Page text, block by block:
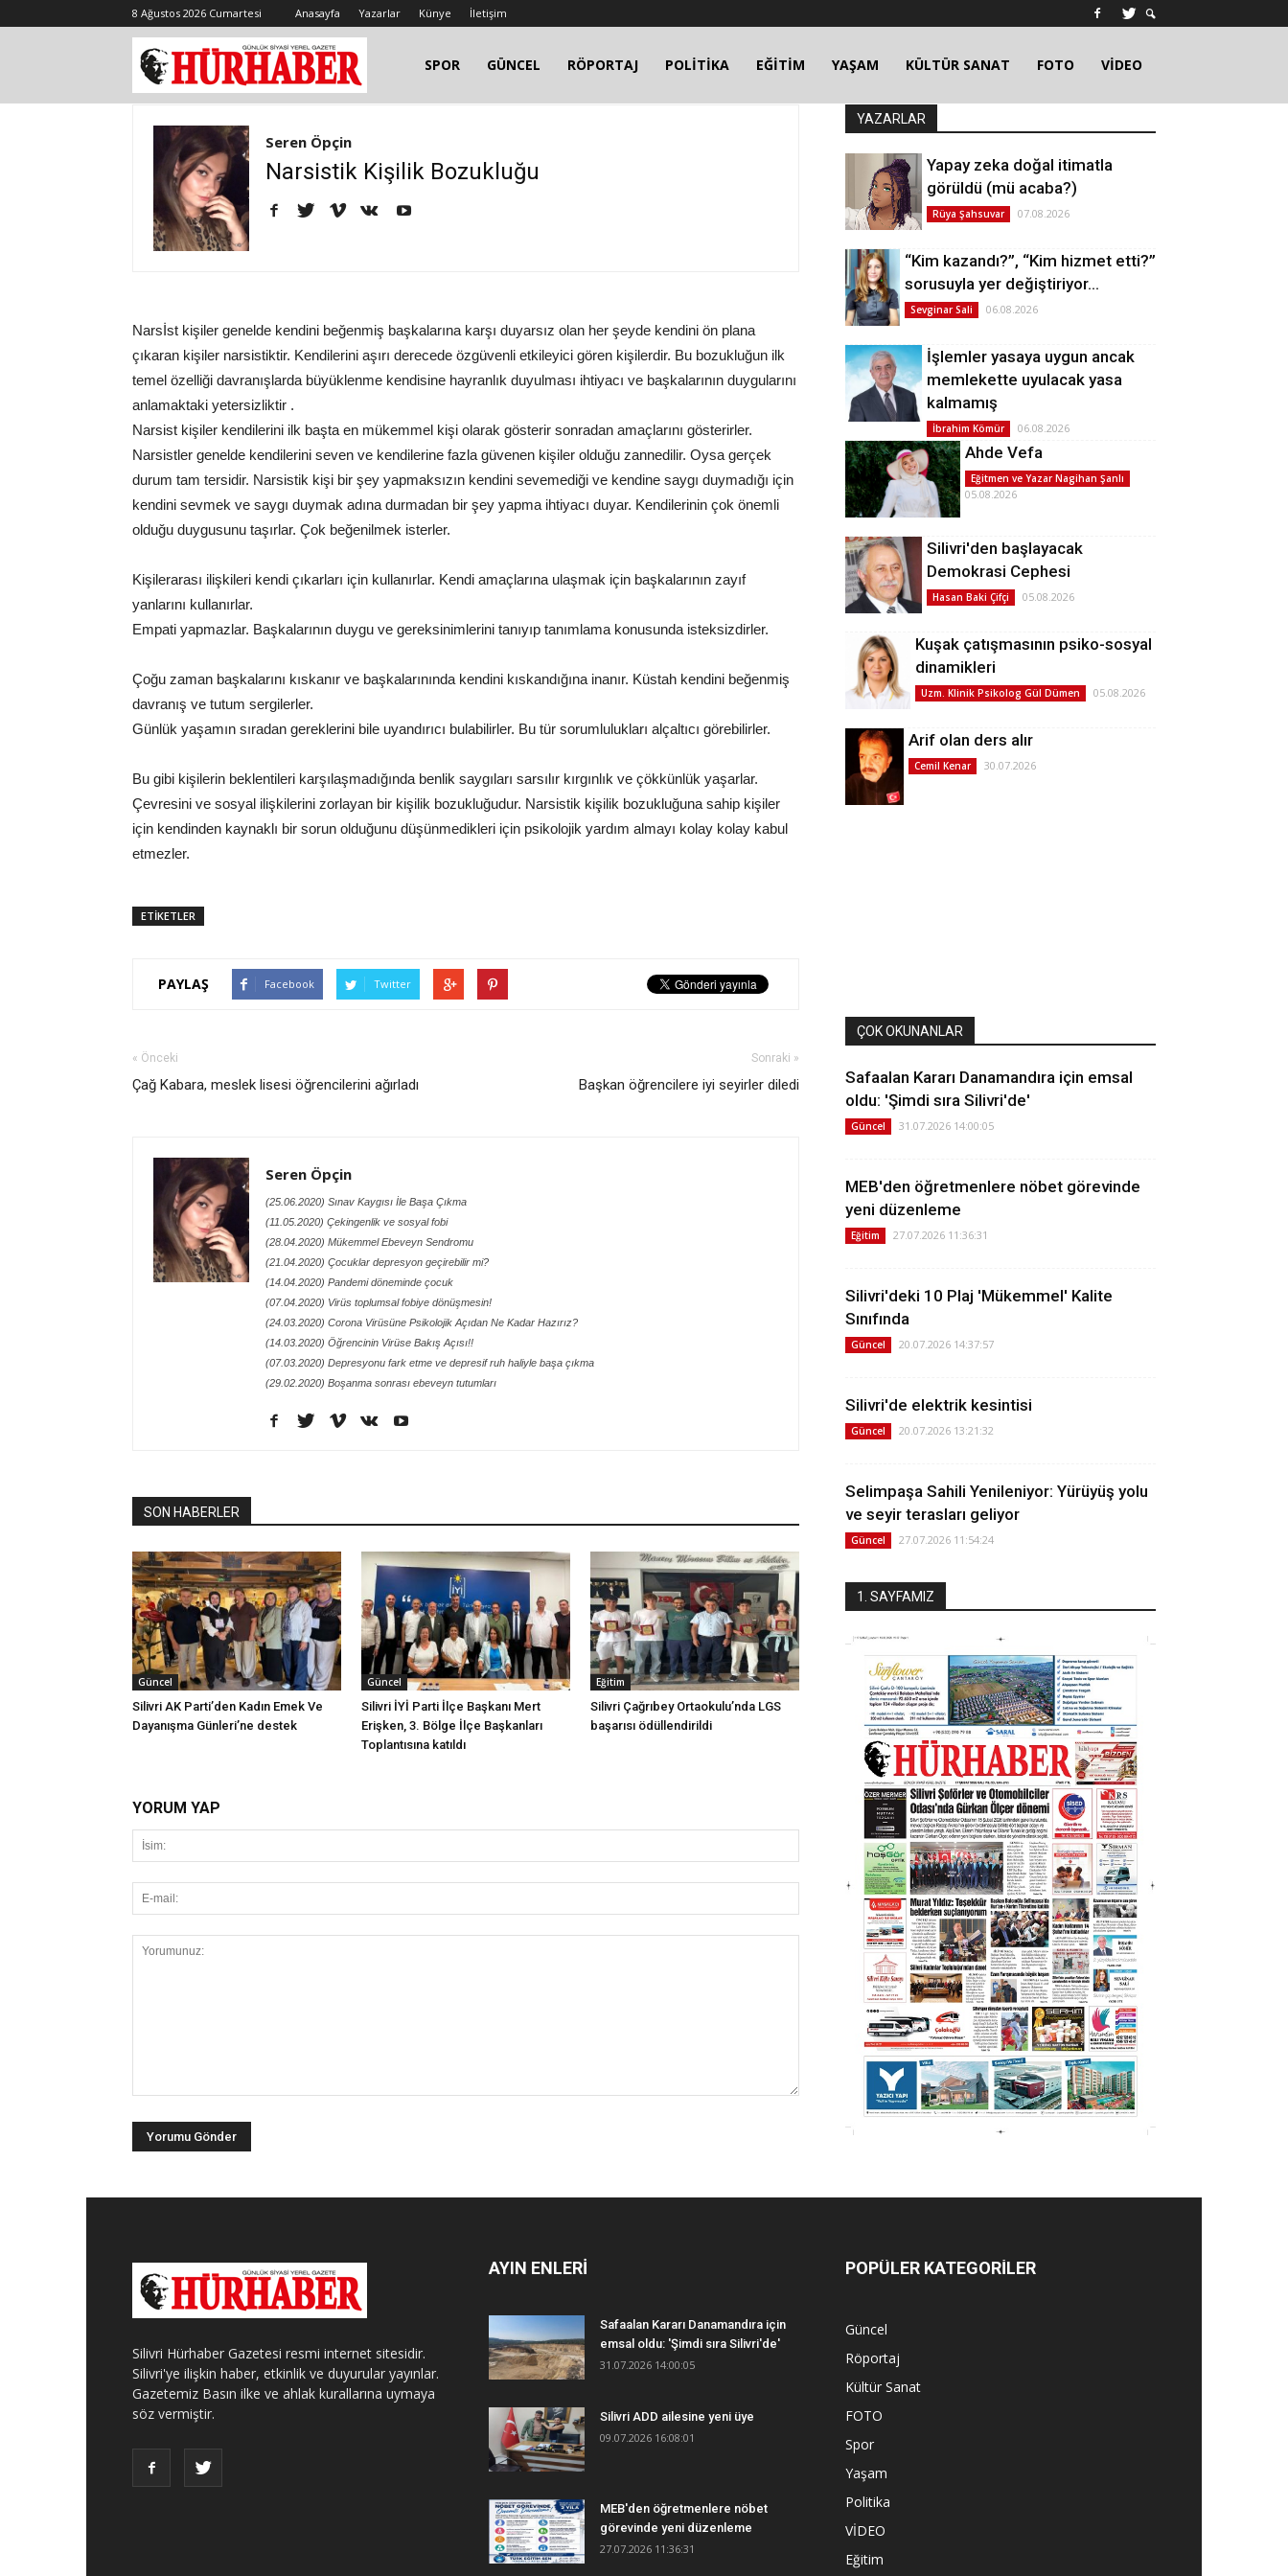
8 Ağustos 2026 Cumartesi Anasayfa Yazarlar Künye İletişim
SPOR GÜNCEL RÖPORTAJ POLİTİKA EĞİTİM YAŞAM KÜLTÜR SANAT FOTO VİDEO
Seren Öpçin
Narsistik Kişilik Bozukluğu
Narsİst kişiler genelde kendini beğenmiş başkalarına karşı duyarsız olan her şeyde kendini ön plana
çıkaran kişiler narsistiktir. Kendilerini aşırı derecede özgüvenli etkileyici gören kişilerdir. Bu bozukluğun ilk
temel özelliği davranışlarda büyüklenme kendisine hayranlık duyulması ihtiyacı ve başkalarının duygularını
anlamaktaki yetersizliktir .
Narsist kişiler kendilerini ilk başta en mükemmel kişi olarak gösterir sonradan amaçlarını gösterirler.
Narsistler genelde kendilerini seven ve kendilerine fazla güvenen kişiler olduğu zannedilir. Oysa gerçek
durum tam tersidir. Narsistik kişi bir şey yapmaksızın kendini sevemediği ve kendine saygı duymadığı için
kendini sevmek ve saygı duymak adına durmadan bir şey yapma ihtiyacı duyar. Kendilerinin çok önemli
olduğu duygusunu taşırlar. Çok beğenilmek isterler.
Kişilerarası ilişkileri kendi çıkarları için kullanırlar. Kendi amaçlarına ulaşmak için başkalarının zayıf
yanlarını kullanırlar.
Empati yapmazlar. Başkalarının duygu ve gereksinimlerini tanıyıp tanımlama konusunda isteksizdirler.
Çoğu zaman başkalarını kıskanır ve başkalarınında kendini kıskandığına inanır. Küstah kendini beğenmiş
davranış ve tutum sergilerler.
Günlük yaşamın sıradan gereklerini bile uyandırıcı bulabilirler. Bu tür sorumlulukları alçaltıcı görebilirler.
Bu gibi kişilerin beklentileri karşılaşmadığında benlik saygıları sarsılır kırgınlık ve çökkünlük yaşarlar.
Çevresini ve sosyal ilişkilerini zorlayan bir kişilik bozukluğudur. Narsistik kişilik bozukluğuna sahip kişiler
için kendinden kaynaklı bir sorun olduğunu düşünmedikleri için psikolojik yardım almayı kolay kolay kabul
etmezler.
ETİKETLER
PAYLAŞ Facebook Twitter
« Önceki
Çağ Kabara, meslek lisesi öğrencilerini ağırladı
Sonraki »
Başkan öğrencilere iyi seyirler diledi
Seren Öpçin
(25.06.2020) Sınav Kaygısı İle Başa Çıkma
(11.05.2020) Çekingenlik ve sosyal fobi
(28.04.2020) Mükemmel Ebeveyn Sendromu
(21.04.2020) Çocuklar depresyon geçirebilir mi?
(14.04.2020) Pandemi döneminde çocuk
(07.04.2020) Virüs toplumsal fobiye dönüşmesin!
(24.03.2020) Corona Virüsüne Psikolojik Açıdan Ne Kadar Hazırız?
(14.03.2020) Öğrencinin Virüse Bakış Açısı!!
(07.03.2020) Depresyonu fark etme ve depresif ruh haliyle başa çıkma
(29.02.2020) Boşanma sonrası ebeveyn tutumları
SON HABERLER
Güncel
Silivri AK Parti’den Kadın Emek Ve
Dayanışma Günleri’ne destek
Güncel
Silivri İYİ Parti İlçe Başkanı Mert
Erişken, 3. Bölge İlçe Başkanları
Toplantısına katıldı
Eğitim
Silivri Çağrıbey Ortaokulu’nda LGS
başarısı ödüllendirildi
YORUM YAP
YAZARLAR
Yapay zeka doğal itimatla
görüldü (mü acaba?)
Rüya Şahsuvar 07.08.2026
“Kim kazandı?”, “Kim hizmet etti?”
sorusuyla yer değiştiriyor…
Sevginar Sali 06.08.2026
İşlemler yasaya uygun ancak
memlekette uyulacak yasa
kalmamış
İbrahim Kömür 06.08.2026
Ahde Vefa
Eğitmen ve Yazar Nagihan Şanlı
05.08.2026
Silivri'den başlayacak
Demokrasi Cephesi
Hasan Baki Çifçi 05.08.2026
Kuşak çatışmasının psiko-sosyal
dinamikleri
Uzm. Klinik Psikolog Gül Dümen 05.08.2026
Arif olan ders alır
Cemil Kenar 30.07.2026
ÇOK OKUNANLAR
Safaalan Kararı Danamandıra için emsal
oldu: 'Şimdi sıra Silivri'de'
Güncel 31.07.2026 14:00:05
MEB'den öğretmenlere nöbet görevinde
yeni düzenleme
Eğitim 27.07.2026 11:36:31
Silivri'deki 10 Plaj 'Mükemmel' Kalite
Sınıfında
Güncel 20.07.2026 14:37:57
Silivri'de elektrik kesintisi
Güncel 20.07.2026 13:21:32
Selimpaşa Sahili Yenileniyor: Yürüyüş yolu
ve seyir terasları geliyor
Güncel 27.07.2026 11:54:24
1. SAYFAMIZ
Silivri Hürhaber Gazetesi resmi internet sitesidir.
Silivri'ye ilişkin haber, etkinlik ve duyurular yayınlar.
Gazetemiz Basın ilke ve ahlak kurallarına uymaya
söz vermiştir.
AYIN ENLERİ
Safaalan Kararı Danamandıra için
emsal oldu: 'Şimdi sıra Silivri'de'
31.07.2026 14:00:05
Silivri ADD ailesine yeni üye
09.07.2026 16:08:01
MEB'den öğretmenlere nöbet
görevinde yeni düzenleme
27.07.2026 11:36:31
POPÜLER KATEGORİLER
Güncel
Röportaj
Kültür Sanat
FOTO
Spor
Yaşam
Politika
VİDEO
Eğitim